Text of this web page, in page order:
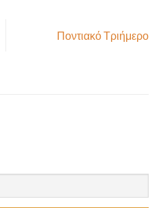
Ποντιακό Τριήμερο